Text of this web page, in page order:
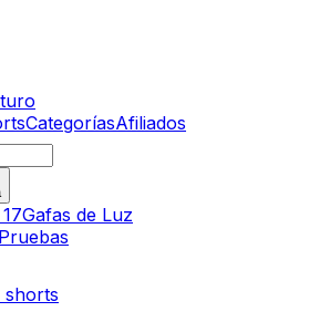
CategoríasAfiliados
Gafas de Luz
shorts